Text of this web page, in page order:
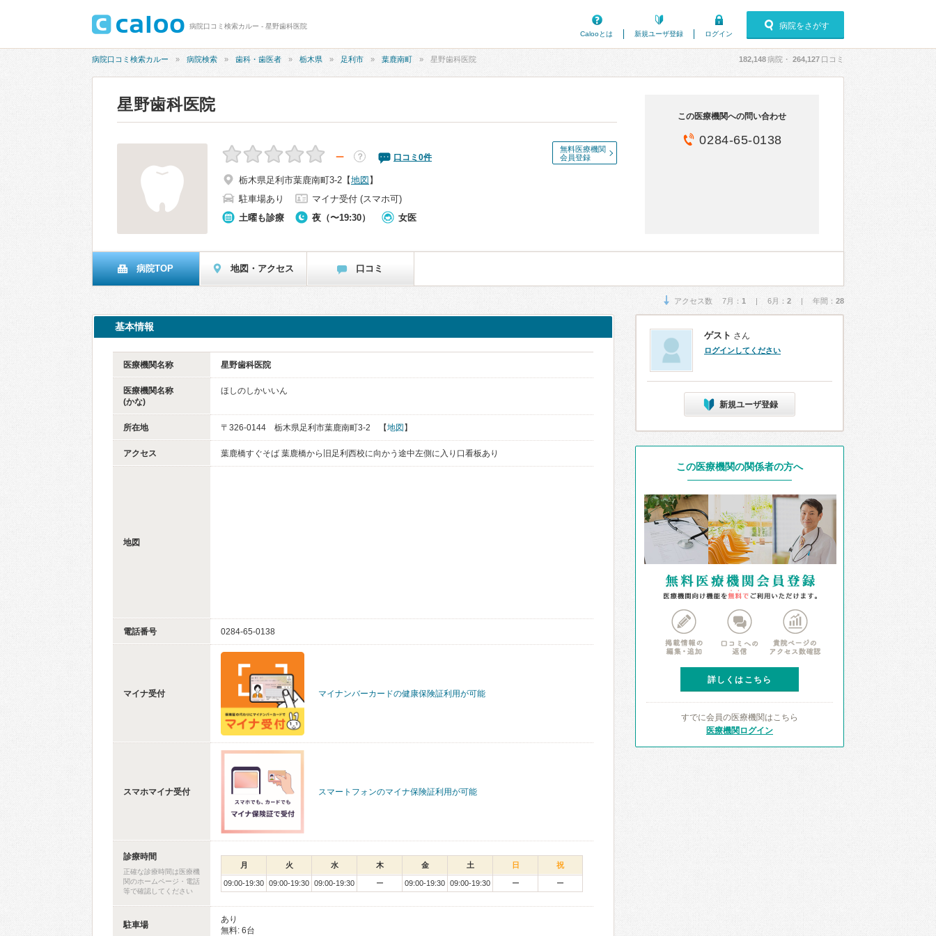
病院口コミ検索カルー - 星野歯科医院
Calooとは
新規ユーザ登録 ログイン
病院をさがす
病院口コミ検索カルー 病院検索 歯科・歯医者 栃木県 足利市 葉鹿南町 星野歯科医院 182,148病院・ 264,127 口コミ
星野歯科医院
無料医療機関
会員登録
－ ？ 口コミ 0件
栃木県足利市葉鹿南町3-2 【地図 】
駐車場あり
マイナ受付 (スマホ可)
土曜も診療
夜（〜19:30） 女医
この医療機関への問い合わせ
0284-65-0138
病院TOP 地図・アクセス 口コミ
アクセス数 7月： 1 | 6月： 2 | 年間： 28
基本情報
医療機関名称 星野歯科医院
医療機関名称
(かな)
ほしのしかいいん
所在地 〒326-0144 栃木県足利市葉鹿南町3-2 【地図 】
アクセス 葉鹿橋すぐそば 葉鹿橋から旧足利西校に向かう途中左側に入り口看板あり
地図
電話番号 0284-65-0138
マイナ受付 マイナンバーカードの健康保険証利用が可能
スマホマイナ受付 スマートフォンのマイナ保険証利用が可能
診療時間
正確な診療時間は医療機
関のホームページ・電話
等で確認してください
月 火 水 木 金 土 日 祝
09:00-19:30 09:00-19:30 09:00-19:30 ー 09:00-19:30 09:00-19:30 ー ー
駐車場
あり
無料: 6台
ゲスト さん
ログインしてください
新規ユーザ登録
この医療機関の関係者の方へ
詳しくはこちら
すでに会員の医療機関はこちら
医療機関ログイン